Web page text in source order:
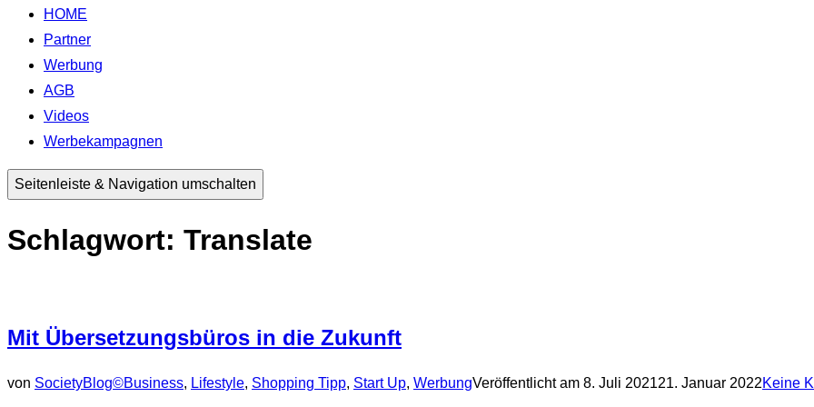
HOME
Partner
Werbung
AGB
Videos
Werbekampagnen
Seitenleiste & Navigation umschalten
Schlagwort: Translate
Mit Übersetzungsbüros in die Zukunft
von SocietyBlog©Business, Lifestyle, Shopping Tipp, Start Up, WerbungVeröffentlicht am 8. Juli 202121. Januar 2022Keine